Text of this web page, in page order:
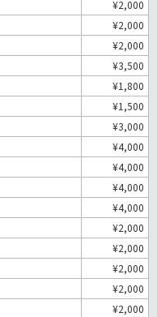
¥2,000
¥2,000
¥2,000
¥3,500
¥1,800
¥1,500
¥3,000
¥4,000
¥4,000
¥4,000
¥4,000
¥2,000
¥2,000
¥2,000
¥2,000
¥2,000